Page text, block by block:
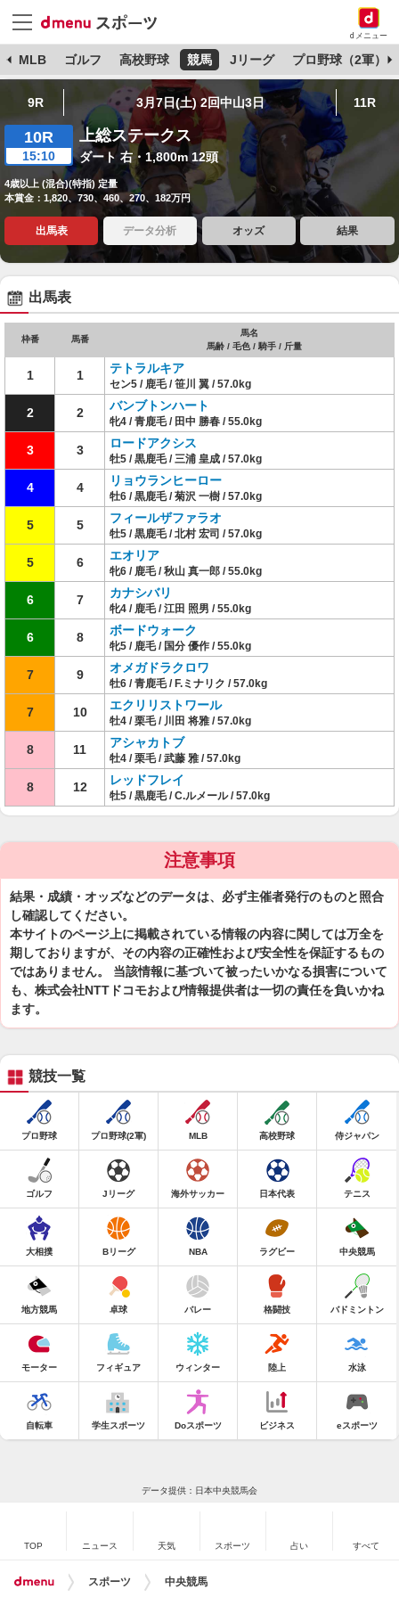
dメニュー
MLB ゴルフ 高校野球 競馬 Jリーグ プロ野球（2軍）
9R 3月7日(土) 2回中山3日 11R
10R
15:10
上総ステークス
ダート 右・1,800m 12頭
4歳以上 (混合)(特指) 定量
本賞金：1,820、730、460、270、182万円
出馬表 データ分析 オッズ 結果
出馬表
枠番 馬番
馬名
馬齢 / 毛色 / 騎手 / 斤量
1 1 テトラルキア
セン5 / 鹿毛 / 笹川 翼 / 57.0kg
2 2 バンブトンハート
牝4 / 青鹿毛 / 田中 勝春 / 55.0kg
3 3 ロードアクシス
牡5 / 黒鹿毛 / 三浦 皇成 / 57.0kg
4 4 リョウランヒーロー
牡6 / 黒鹿毛 / 菊沢 一樹 / 57.0kg
5 5 フィールザファラオ
牡5 / 黒鹿毛 / 北村 宏司 / 57.0kg
5 6 エオリア
牝6 / 鹿毛 / 秋山 真一郎 / 55.0kg
6 7 カナシバリ
牝4 / 鹿毛 / 江田 照男 / 55.0kg
6 8 ボードウォーク
牝5 / 鹿毛 / 国分 優作 / 55.0kg
7 9 オメガドラクロワ
牡6 / 青鹿毛 / F.ミナリク / 57.0kg
7 10 エクリリストワール
牡4 / 栗毛 / 川田 将雅 / 57.0kg
8 11 アシャカトブ
牡4 / 栗毛 / 武藤 雅 / 57.0kg
8 12 レッドフレイ
牡5 / 黒鹿毛 / C.ルメール / 57.0kg
注意事項
結果・成績・オッズなどのデータは、必ず主催者発行のものと照合
し確認してください。
本サイトのページ上に掲載されている情報の内容に関しては万全を
期しておりますが、その内容の正確性および安全性を保証するもの
ではありません。 当該情報に基づいて被ったいかなる損害について
も、株式会社NTTドコモおよび情報提供者は一切の責任を負いかね
ます。
競技一覧
プロ野球 プロ野球(2軍) MLB 高校野球 侍ジャパン
ゴルフ Jリーグ 海外サッカー 日本代表 テニス
大相撲 Bリーグ NBA ラグビー 中央競馬
地方競馬 卓球 バレー 格闘技 バドミントン
モーター フィギュア ウィンター 陸上 水泳
自転車 学生スポーツ Doスポーツ ビジネス eスポーツ
データ提供：日本中央競馬会
TOP ニュース 天気 スポーツ 占い すべて
スポーツ 中央競馬